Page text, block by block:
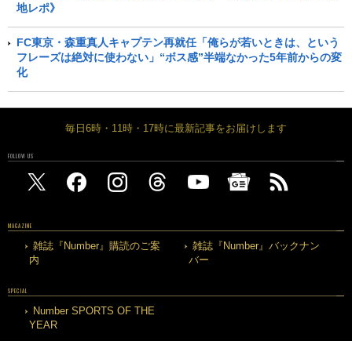
地レポ》
FC東京・森重真人キャプテン再就任「俺らが若いときは、という
フレーズは絶対に使わない」“ボス感”半端なかった5年前からの変
化
毎日6時・11時・17時に最新記事をお届けします
FOLLOW US
MAGAZINE
雑誌『Number』購読のご案
内
雑誌『Number』バックナン
バー
SPECIAL
Number SPORTS OF THE
YEAR